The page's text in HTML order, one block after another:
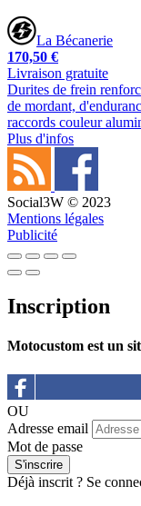
La Bécanerie
170,50 €
Livraison gratuite
Durites de frein
de mordant,
raccords couleur
Plus d'infos
Social3W © 2023
Mentions légales
Publicité
Inscription
Motocustom est un
OU
Adresse email
Mot de passe
Déjà inscrit ? Se